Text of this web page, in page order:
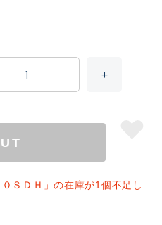
ＳＤＨ」の在庫が1個不足し